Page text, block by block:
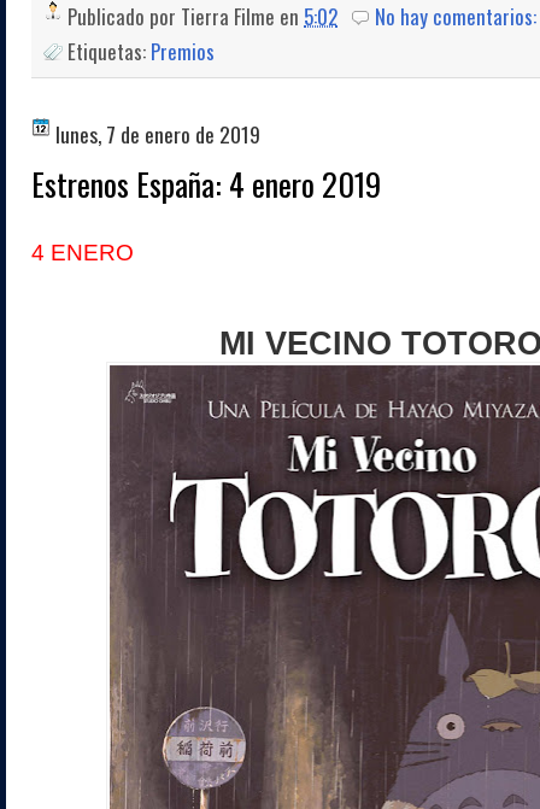
Publicado por Tierra Filme en 5:02
No hay
Etiquetas: Premios
lunes, 7 de enero de 2019
Estrenos España: 4 enero 2019
4 ENERO
MI VECINO